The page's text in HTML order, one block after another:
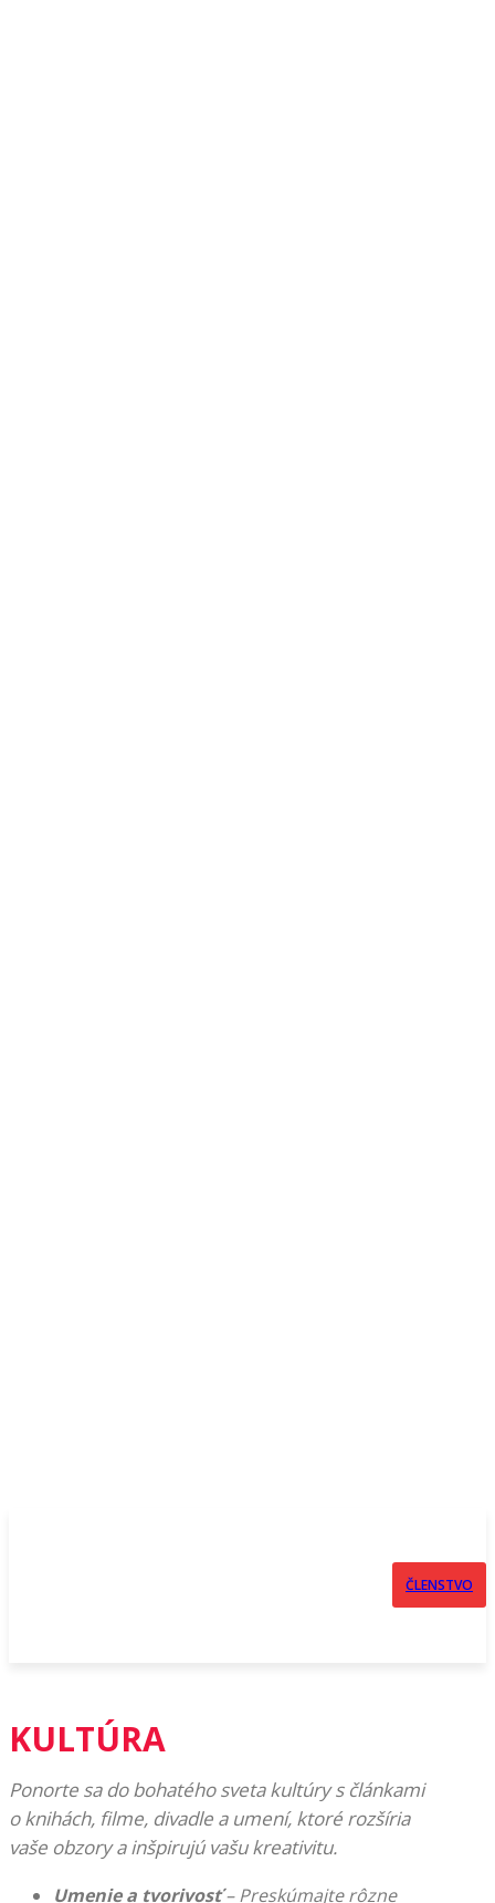
ČLENSTVO
KULTÚRA
Ponorte sa do bohatého sveta kultúry s článkami
o knihách, filme, divadle a umení, ktoré rozšíria
vaše obzory a inšpirujú vašu kreativitu.
Umenie a tvorivosť– Preskúmajte rôzne